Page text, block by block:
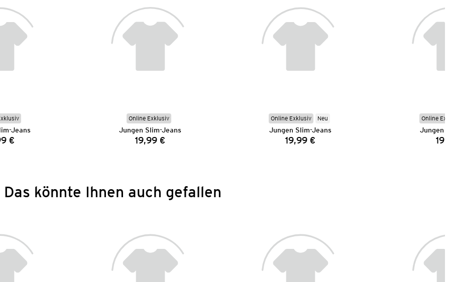
Jeans
€
Online Exklusiv
Jungen Slim-Jeans
Preis:
19,99 €
Online Exklusiv Neu
Jungen Slim-Jeans
Preis:
19,99 €
Online
Jungen
Das könnte Ihnen auch gefallen